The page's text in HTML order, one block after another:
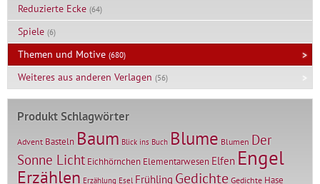
Reduzierte Ecke (64)
Spiele (6)
Themen und Motive (680)
Weiteres aus anderen Verlagen (56)
Produkt Schlagwörter
Advent Basteln Baum Blick ins Buch Blume Blumen Der
Sonne Licht Eichhörnchen Elementarwesen Elfen Engel
Erzählen Erzählung Esel Frühling Gedichte Gedichte Hase